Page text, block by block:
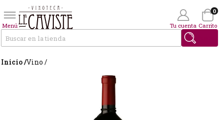
Menú Tu cuenta Carrito
0
Inicio /Vino /